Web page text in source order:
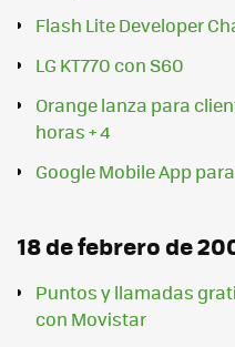
Flash Lite Developer
LG KT770 con S60
Orange lanza para
horas + 4
Google Mobile App
18 de febrero de
Puntos y llamadas
con Movistar